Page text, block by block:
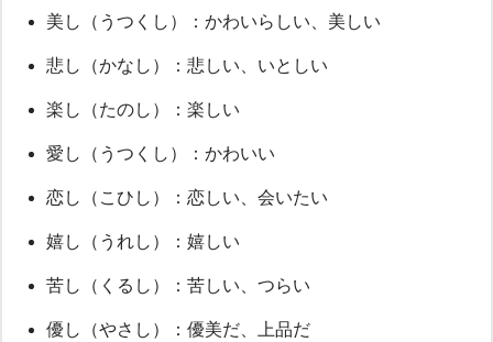
美し（うつくし）：かわいらしい、美しい
悲し（かなし）：悲しい、いとしい
楽し（たのし）：楽しい
愛し（うつくし）：かわいい
恋し（こひし）：恋しい、会いたい
嬉し（うれし）：嬉しい
苦し（くるし）：苦しい、つらい
優し（やさし）：優美だ、上品だ